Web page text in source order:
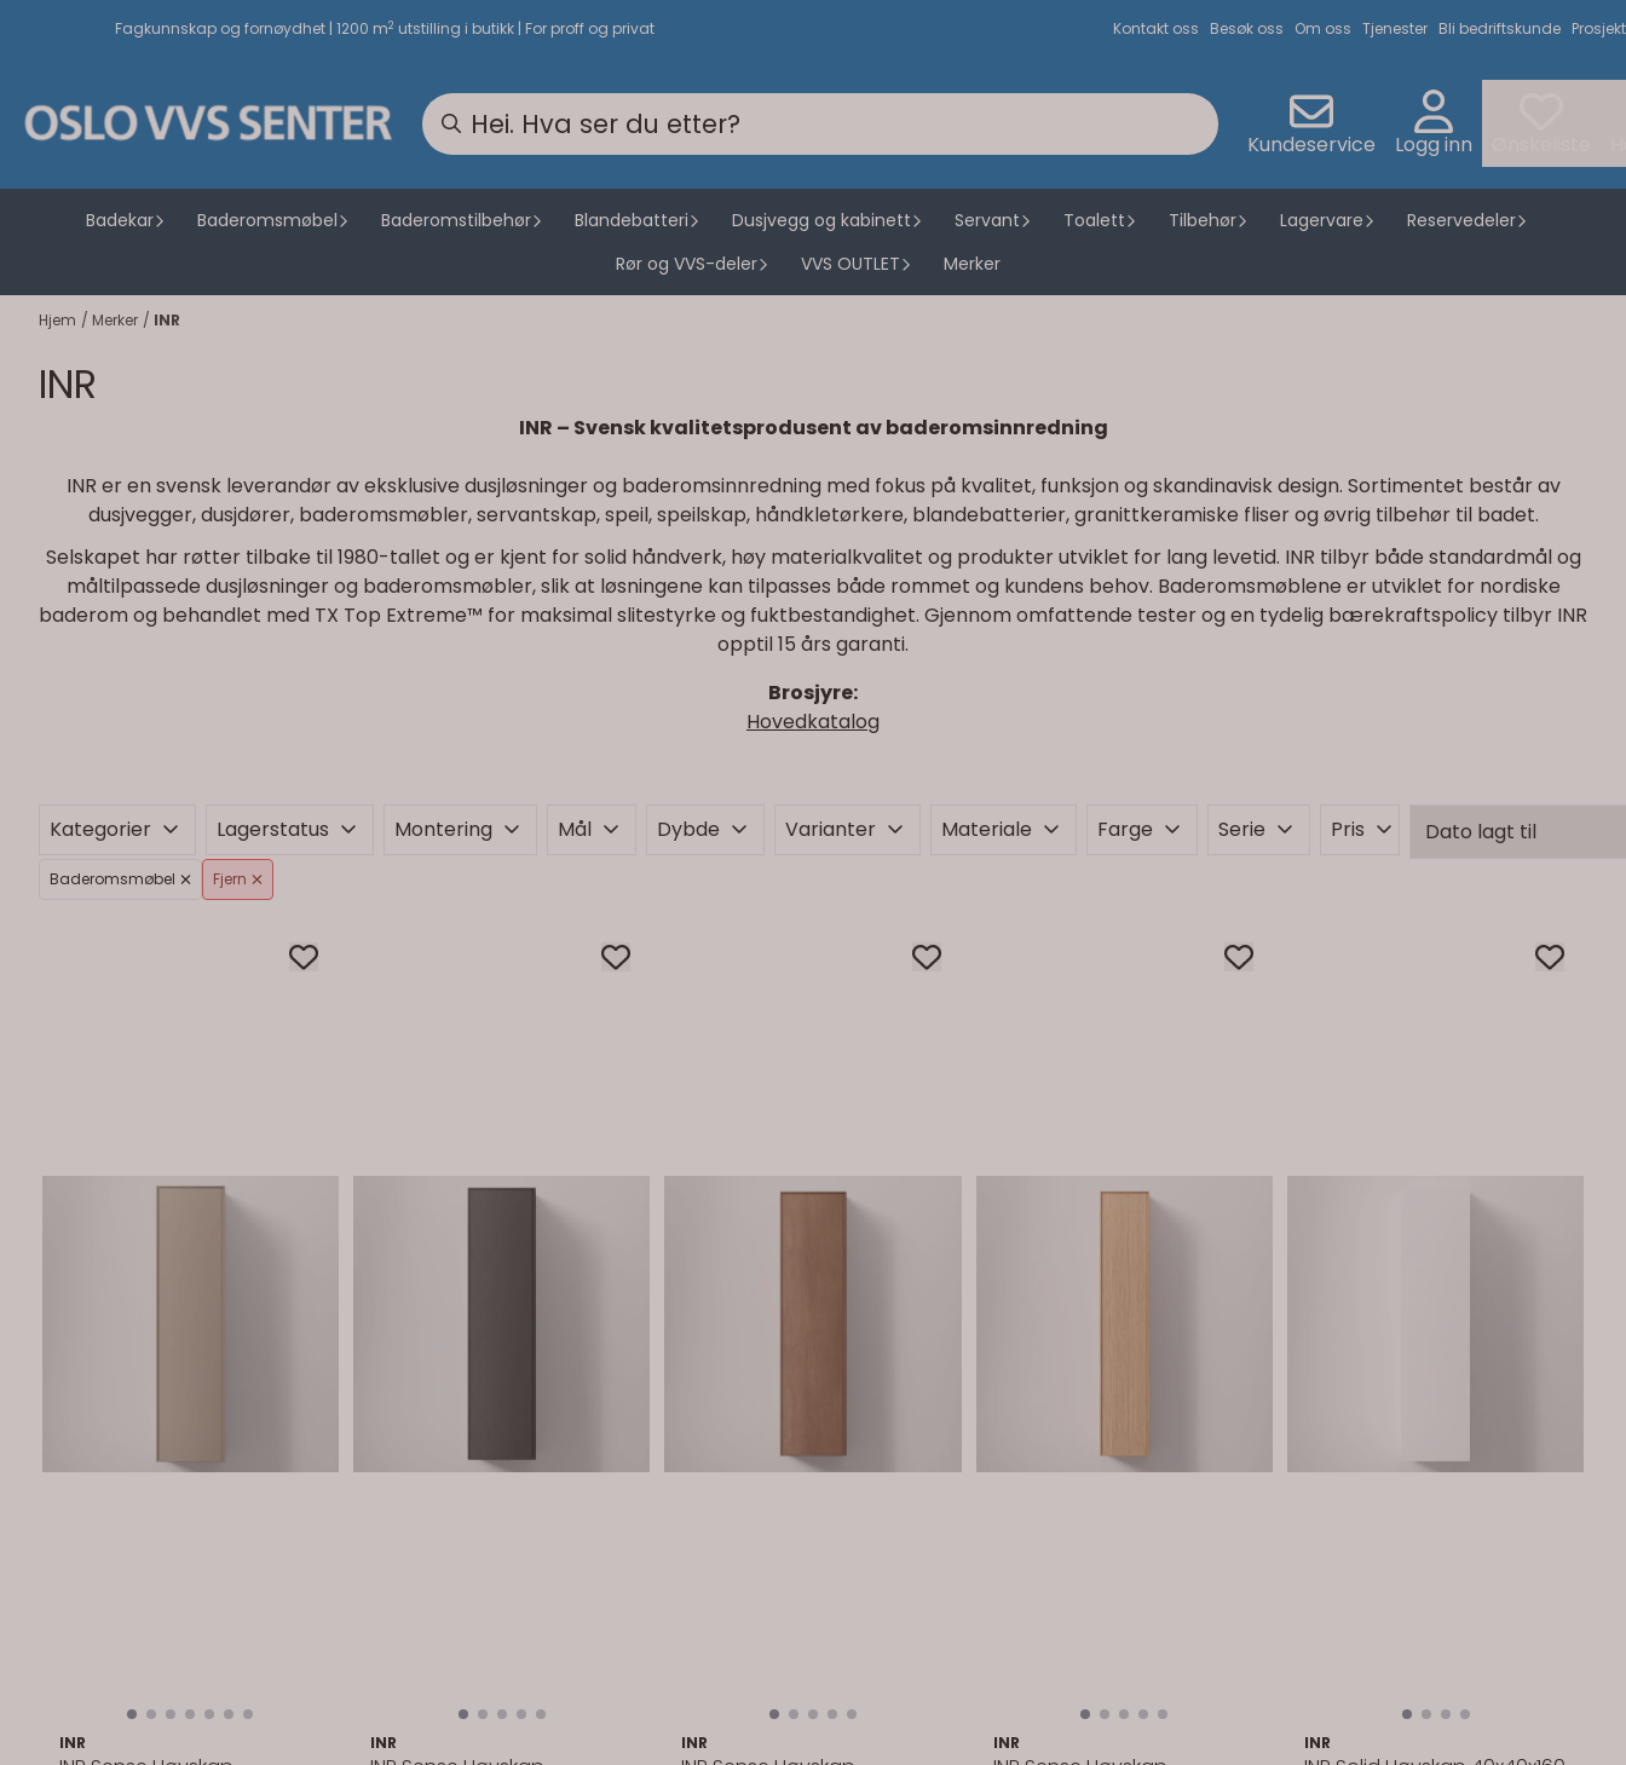
Hopp til innholdFagkunnskap og fornøydhet | 1200 m2 utstilling i butikk | For proff og privat Kontakt oss Besøk oss Om oss Tjenester Bli bedriftskunde Prosjekt
Kundeservice Logg inn
Badekar Baderomsmøbel Baderomstilbehør Blandebatteri Dusjvegg og kabinett Servant Toalett Tilbehør Lagervare
Reservedeler
Rør og VVS-deler
VVS OUTLET Merker
Hjem / Merker / INR
INR
INR – Svensk kvalitetsprodusent av baderomsinnredning
INR er en svensk leverandør av eksklusive dusjløsninger og baderomsinnredning med fokus på kvalitet, funksjon og skandinavisk design. Sortimentet består av
dusjvegger, dusjdører, baderomsmøbler, servantskap, speil, speilskap, håndkletørkere, blandebatterier, granittkeramiske fliser og øvrig tilbehør til badet.
Selskapet har røtter tilbake til 1980-tallet og er kjent for solid håndverk, høy materialkvalitet og produkter utviklet for lang levetid. INR tilbyr både standardmål og
måltilpassede dusjløsninger og baderomsmøbler, slik at løsningene kan tilpasses både rommet og kundens behov. Baderomsmøblene er utviklet for nordiske
baderom og behandlet med TX Top Extreme™ for maksimal slitestyrke og fuktbestandighet. Gjennom omfattende tester og en tydelig bærekraftspolicy tilbyr INR
opptil 15 års garanti.
Brosjyre:
Hovedkatalog
Kategorier Lagerstatus Montering Mål Dybde Varianter Materiale Farge Serie Pris
Baderomsmøbel Fjern
INR INR INR INR INR